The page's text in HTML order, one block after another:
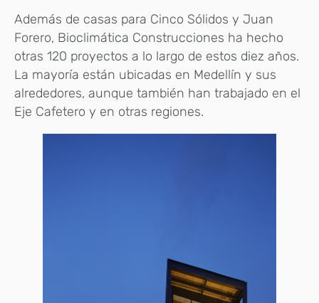
Además de casas para Cinco Sólidos y Juan
Forero, Bioclimática Construcciones ha hecho
otras 120 proyectos a lo largo de estos diez años.
La mayoría están ubicadas en Medellín y sus
alrededores, aunque también han trabajado en el
Eje Cafetero y en otras regiones.